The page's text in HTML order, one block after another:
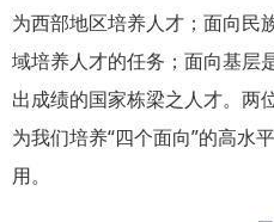
为西部地区培养人才；面向民
域培养人才的任务；面向基层
出成绩的国家栋梁之人才。两
为我们培养“四个面向”的高水
用。